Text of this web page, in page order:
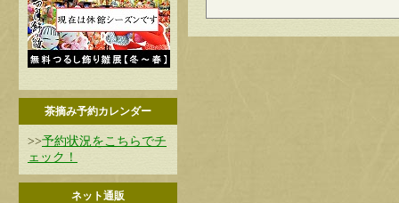
茶摘み予約カレンダー
>>予約状況をこちらでチ
ェック！
ネット通販